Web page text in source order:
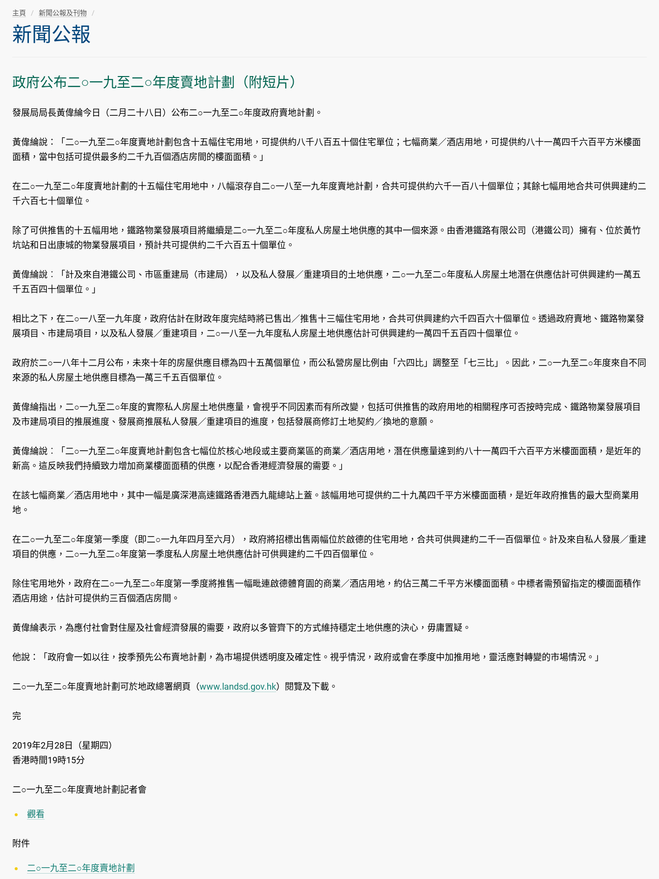
主頁 新聞公報及刊物
新聞公報
政府公布二○一九至二○年度賣地計劃（附短片）
發展局局長黃偉綸今日（二月二十八日）公布二○一九至二○年度政府賣地計劃。
黃偉綸說：「二○一九至二○年度賣地計劃包含十五幅住宅用地，可提供約八千八百五十個住宅單位；七幅商業／酒店用地，可提供約八十一萬四千六百平方米樓面
面積，當中包括可提供最多約二千九百個酒店房間的樓面面積。」
在二○一九至二○年度賣地計劃的十五幅住宅用地中，八幅滾存自二○一八至一九年度賣地計劃，合共可提供約六千一百八十個單位；其餘七幅用地合共可供興建約二
千六百七十個單位。
除了可供推售的十五幅用地，鐵路物業發展項目將繼續是二○一九至二○年度私人房屋土地供應的其中一個來源。由香港鐵路有限公司（港鐵公司）擁有、位於黃竹
坑站和日出康城的物業發展項目，預計共可提供約二千六百五十個單位。
黃偉綸說︰「計及來自港鐵公司、市區重建局（市建局），以及私人發展／重建項目的土地供應，二○一九至二○年度私人房屋土地潛在供應估計可供興建約一萬五
千五百四十個單位。」
相比之下，在二○一八至一九年度，政府估計在財政年度完結時將已售出／推售十三幅住宅用地，合共可供興建約六千四百六十個單位。透過政府賣地、鐵路物業發
展項目、市建局項目，以及私人發展／重建項目，二○一八至一九年度私人房屋土地供應估計可供興建約一萬四千五百四十個單位。
政府於二○一八年十二月公布，未來十年的房屋供應目標為四十五萬個單位，而公私營房屋比例由「六四比」調整至「七三比」。因此，二○一九至二○年度來自不同
來源的私人房屋土地供應目標為一萬三千五百個單位。
黃偉綸指出，二○一九至二○年度的實際私人房屋土地供應量，會視乎不同因素而有所改變，包括可供推售的政府用地的相關程序可否按時完成、鐵路物業發展項目
及市建局項目的推展進度、發展商推展私人發展／重建項目的進度，包括發展商修訂土地契約／換地的意願。
黃偉綸說︰「二○一九至二○年度賣地計劃包含七幅位於核心地段或主要商業區的商業／酒店用地，潛在供應量達到約八十一萬四千六百平方米樓面面積，是近年的
新高。這反映我們持續致力增加商業樓面面積的供應，以配合香港經濟發展的需要。」
在該七幅商業／酒店用地中，其中一幅是廣深港高速鐵路香港西九龍總站上蓋。該幅用地可提供約二十九萬四千平方米樓面面積，是近年政府推售的最大型商業用
地。
在二○一九至二○年度第一季度（即二○一九年四月至六月），政府將招標出售兩幅位於啟德的住宅用地，合共可供興建約二千一百個單位。計及來自私人發展／重建
項目的供應，二○一九至二○年度第一季度私人房屋土地供應估計可供興建約二千四百個單位。
除住宅用地外，政府在二○一九至二○年度第一季度將推售一幅毗連啟德體育園的商業／酒店用地，約佔三萬二千平方米樓面面積。中標者需預留指定的樓面面積作
酒店用途，估計可提供約三百個酒店房間。
黃偉綸表示，為應付社會對住屋及社會經濟發展的需要，政府以多管齊下的方式維持穩定土地供應的決心，毋庸置疑。
他說：「政府會一如以往，按季預先公布賣地計劃，為市場提供透明度及確定性。視乎情況，政府或會在季度中加推用地，靈活應對轉變的市場情況。」
二○一九至二○年度賣地計劃可於地政總署網頁（www.landsd.gov.hk）閱覽及下載。
完
2019年2月28日（星期四）
香港時間19時15分
二○一九至二○年度賣地計劃記者會
觀看
附件
二○一九至二○年度賣地計劃